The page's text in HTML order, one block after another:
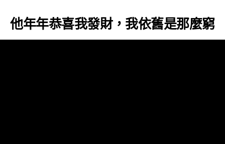
他年年恭喜我發財，我依舊是那麼窮